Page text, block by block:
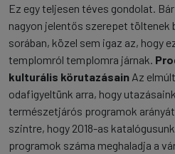
Ez egy teljesen téves gondolat.
nagyon jelentős szerepet töltenek
sorában, közel sem igaz az, hogy
templomról templomra járnak.
kulturális körutazásain Az
odafigyeltünk arra, hogy
természetjárós programok
szintre, hogy 2018-as
programok száma meghaladja a